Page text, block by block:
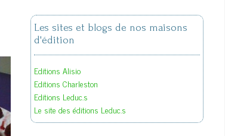
Les sites et blogs de nos maisons
d'édition
Editions Alisio
Editions Charleston
Editions Leduc.s
Le site des éditions Leduc.s